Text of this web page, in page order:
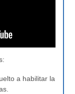
a habilitar la